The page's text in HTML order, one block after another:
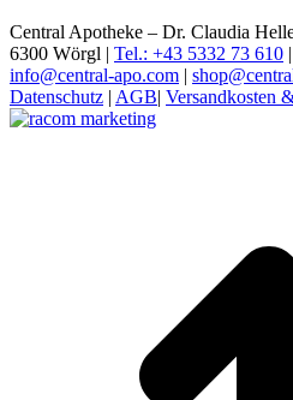
Central Apotheke – Dr. Claudia
6300 Wörgl | Tel.: +43 5332 73 610
info@central-apo.com
Datenschutz AGB Versandkosten